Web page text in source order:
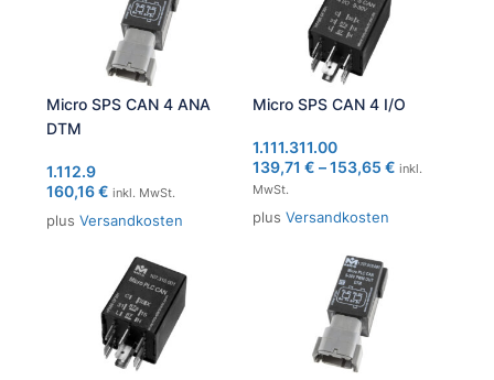
Micro SPS CAN 4 ANA
DTM
1.112.9
160,16€ inkl. MwSt.
plus Versandkosten
Micro SPS CAN 4 I/O
1.111.311.00
139,71 € –153,65 € inkl.
MwSt.
plus Versandkosten